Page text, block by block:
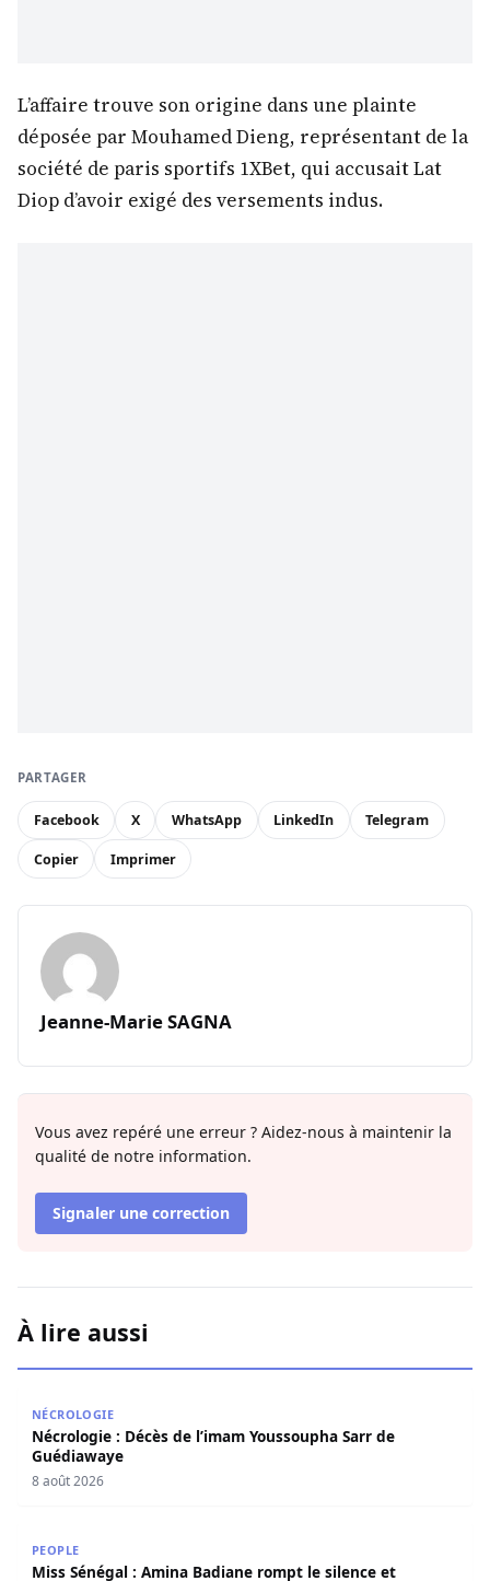
L’affaire trouve son origine dans une plainte
déposée par Mouhamed Dieng, représentant de la
société de paris sportifs 1XBet, qui accusait Lat
Diop d’avoir exigé des versements indus.
PARTAGER
Facebook X WhatsApp LinkedIn Telegram
Copier Imprimer
Jeanne-Marie SAGNA
Vous avez repéré une erreur ? Aidez-nous à maintenir la
qualité de notre information.
Signaler une correction
À lire aussi
NÉCROLOGIE
Nécrologie : Décès de l’imam Youssoupha Sarr de
Guédiawaye
8 août 2026
PEOPLE
Miss Sénégal : Amina Badiane rompt le silence et